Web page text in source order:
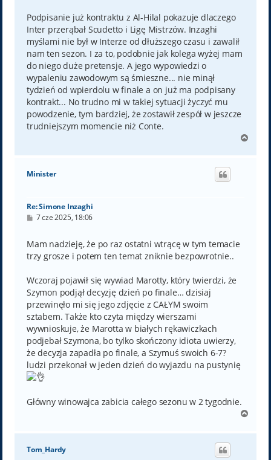
Podpisanie już kontraktu z Al-Hilal pokazuje dlaczego
Inter przerąbał Scudetto i Ligę Mistrzów. Inzaghi
myślami nie był w Interze od dłuższego czasu i zawalił
nam ten sezon. I za to, podobnie jak kolega wyżej mam
do niego duże pretensje. A jego wypowiedzi o
wypaleniu zawodowym są śmieszne... nie minął
tydzień od wpierdolu w finale a on już ma podpisany
kontrakt... No trudno mi w takiej sytuacji życzyć mu
powodzenie, tym bardziej, że zostawił zespół w jeszcze
trudniejszym momencie niż Conte.
g
Minister
Re: Simone Inzaghi
P
t
7 cze 2025, 18:06
Mam nadzieję, że po raz ostatni wtrącę w tym temacie
trzy grosze i potem ten temat zniknie bezpowrotnie..
Wczoraj pojawił się wywiad Marotty, który twierdzi, że
Szymon podjął decyzję dzień po finale… dzisiaj
przewinęło mi się jego zdjęcie z CAŁYM swoim
sztabem. Także kto czyta między wierszami
wywnioskuje, że Marotta w białych rękawiczkach
podjebał Szymona, bo tylko skończony idiota uwierzy,
że decyzja zapadła po finale, a Szymuś swoich 6-7?
ludzi przekonał w jeden dzień do wyjazdu na pustynię
Główny winowajca zabicia całego sezonu w 2 tygodnie.
g
Tom_Hardy